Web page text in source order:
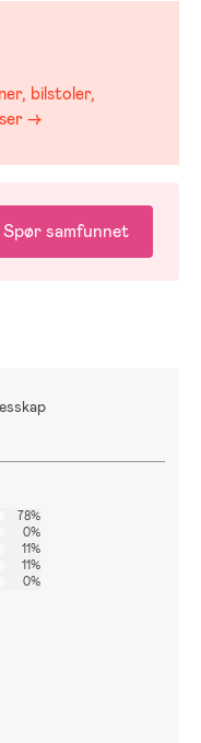
bilstoler,
→
Spør samfunnet
78%
0%
11%
11%
0%